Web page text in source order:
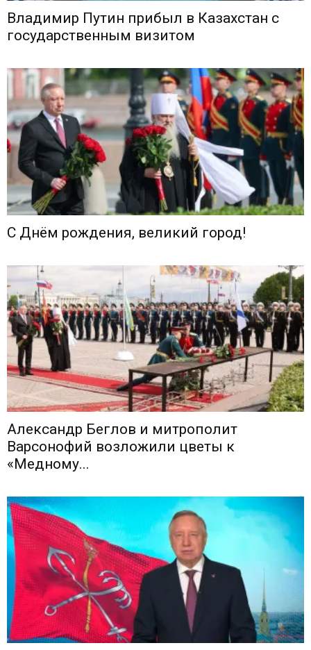
Владимир Путин прибыл в Казахстан с
государственным визитом
С Днём рождения, великий город!
Александр Беглов и митрополит
Варсонофий возложили цветы к
«Медному...